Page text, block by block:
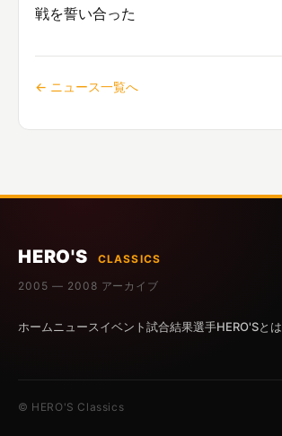
戦を誓い合った
← ニュース一覧へ
HERO'S
CLASSICS
2005 — 2008 アーカイブ
ホームニュースイベント試合結果選手HERO'Sとは
© HERO'S Classics